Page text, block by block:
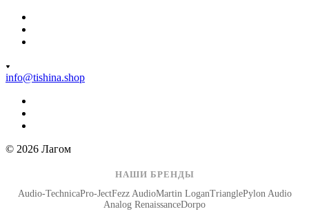
info@tishina.shop
© 2026 Лагом
НАШИ БРЕНДЫ
Audio-TechnicaPro-JectFezz AudioMartin LoganTrianglePylon Audio
Analog RenaissanceDorpo